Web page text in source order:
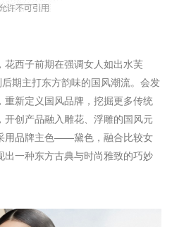
花西子前期在强调女人如出水芙
期主打东方韵味的国风潮流。会发
新定义国风品牌，挖掘更多传统
开创产品融入雕花、浮雕的国风元
用品牌主色——黛色，融合比较女
一种东方古典与时尚雅致的巧妙